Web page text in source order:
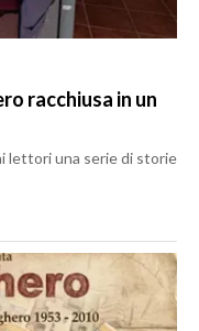
racchiusa in un
lettori una serie di storie